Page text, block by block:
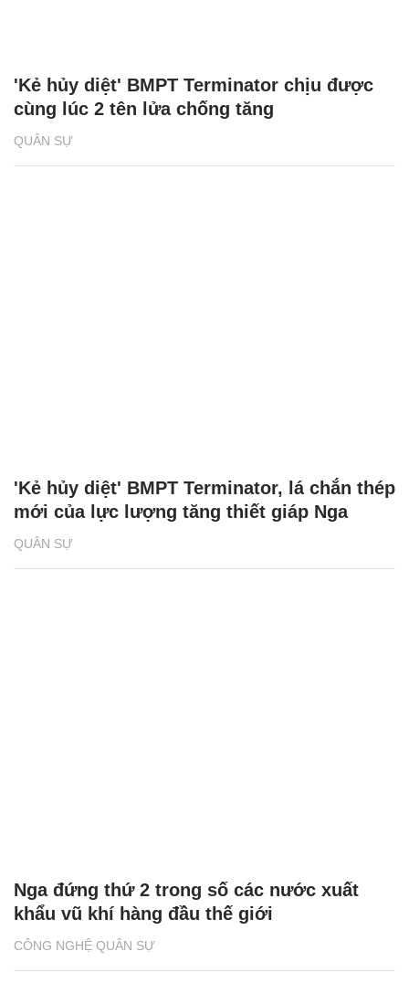
QUÂN SỰ
'Kẻ hủy diệt' BMPT Terminator chịu được
cùng lúc 2 tên lửa chống tăng
QUÂN SỰ
'Kẻ hủy diệt' BMPT Terminator, lá chắn thép
mới của lực lượng tăng thiết giáp Nga
CÔNG NGHỆ QUÂN SỰ
Nga đứng thứ 2 trong số các nước xuất
khẩu vũ khí hàng đầu thế giới